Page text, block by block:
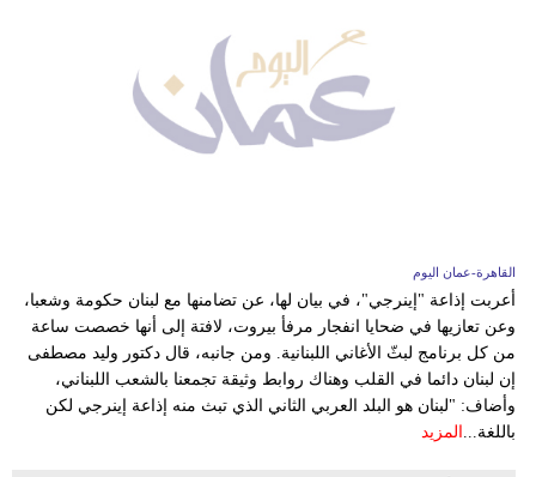
القاهرة-عمان اليوم
أعربت إذاعة "إينرجي"، في بيان لها، عن تضامنها مع لبنان حكومة وشعبا،
وعن تعازيها في ضحايا انفجار مرفأ بيروت، لافتة إلى أنها خصصت ساعة
من كل برنامج لبثّ الأغاني اللبنانية. ومن جانبه، قال دكتور وليد مصطفى
إن لبنان دائما في القلب وهناك روابط وثيقة تجمعنا بالشعب اللبناني،
وأضاف: "لبنان هو البلد العربي الثاني الذي تبث منه إذاعة إينرجي لكن
باللغة...
المزيد